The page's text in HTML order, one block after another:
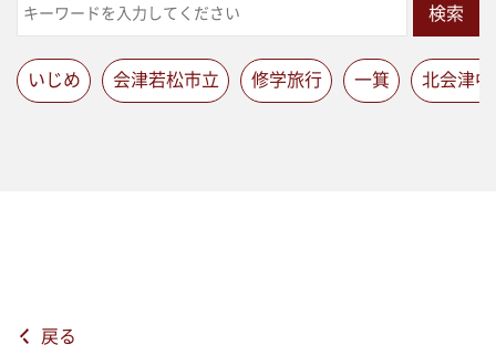
検索
いじめ 会津若松市立 修学旅行 一箕 北会津中
戻る